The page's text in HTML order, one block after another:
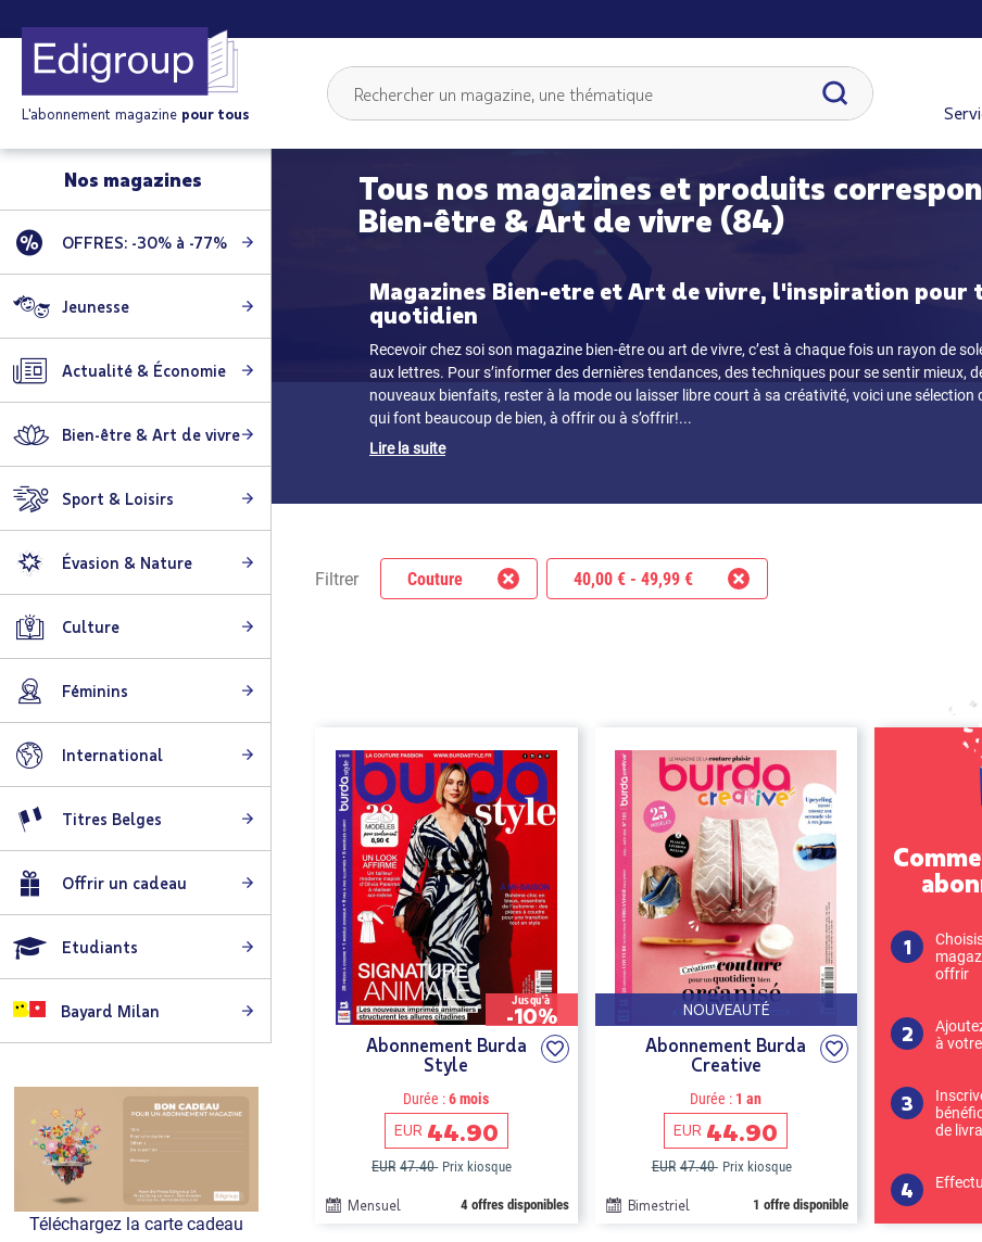
L'abonnement magazine pour tous
Tous nos magazines et produits
Bien-être & Art de vivre (84)
Magazines Bien-etre et Art de vivre, l'inspiration pour
quotidien
Recevoir chez soi son magazine bien-être ou art de vivre, c’est à chaque fois un rayon de
aux lettres. Pour s’informer des dernières tendances, des techniques pour se sentir mieux,
nouveaux bienfaits, rester à la mode ou laisser libre court à sa créativité, voici une sélection
qui font beaucoup de bien, à offrir ou à s’offrir!...
Lire la suite
Filtrer Couture 40,00 € - 49,99 €
Jusqu'à
-10%
Abonnement Burda
Style
Durée :6 mois
EUR 44.90
EUR 47.40 Prix kiosque
Mensuel 4 offres disponibles
NOUVEAUTÉ
Abonnement Burda
Creative
Durée : 1 an
EUR 44.90
EUR 47.40 Prix kiosque
Bimestriel 1 offre disponible
offrir
à
de
Nos magazines
OFFRES: -30% à -77%
Jeunesse
Actualité & Économie
Bien-être & Art de vivre
Sport & Loisirs
Évasion & Nature
Culture
Féminins
International
Titres Belges
Offrir un cadeau
Etudiants
Bayard Milan
Téléchargez la carte cadeau